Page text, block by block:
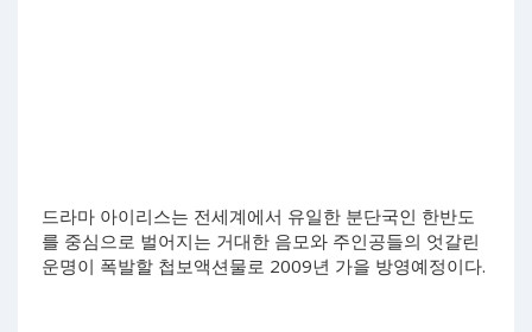
드라마 아이리스는 전세계에서 유일한 분단국인 한반도
를 중심으로 벌어지는 거대한 음모와 주인공들의 엇갈린
운명이 폭발할 첩보액션물로 2009년 가을 방영예정이다.